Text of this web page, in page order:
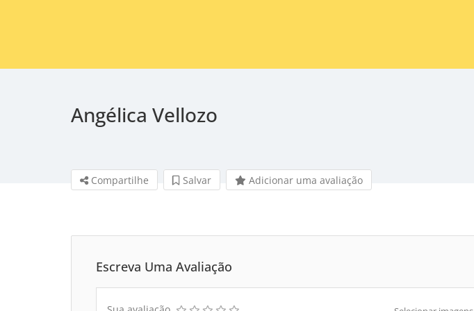
Angélica Vellozo
Compartilhe Salvar Adicionar uma avaliação
Escreva Uma Avaliação